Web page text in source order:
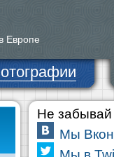
Европе
Не забывай
Мы